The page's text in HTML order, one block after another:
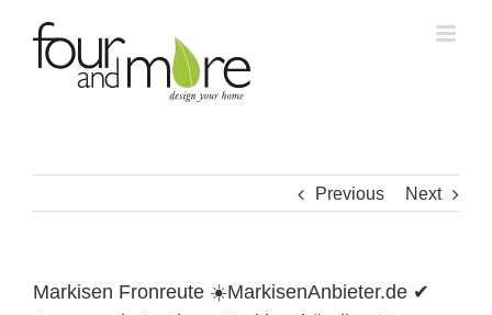
content
Previous Next
Markisen Fronreute ☀️MarkisenAnbieter.de ✔